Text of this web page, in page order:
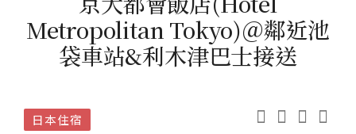
Metropolitan Tokyo)＠鄰近池
袋車站&利木津巴士接送
日本住宿